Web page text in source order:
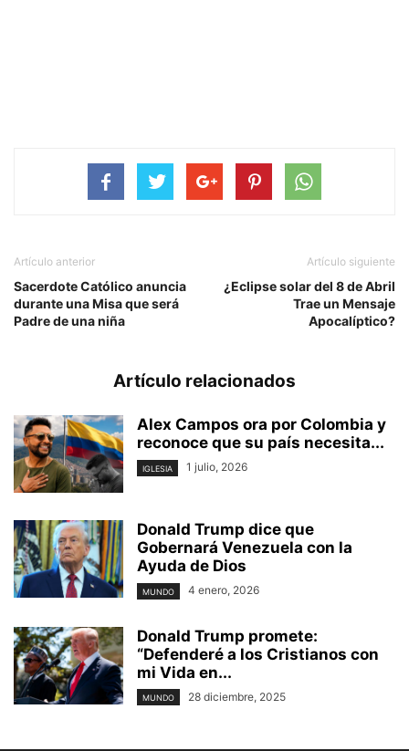
Artículo anterior
Sacerdote Católico anuncia
durante una Misa que será
Padre de una niña
Artículo siguiente
¿Eclipse solar del 8 de Abril
Trae un Mensaje
Apocalíptico?
Artículo relacionados
Alex Campos ora por Colombia y
reconoce que su país necesita...
IGLESIA 1 julio, 2026
Donald Trump dice que
Gobernará Venezuela con la
Ayuda de Dios
MUNDO 4 enero, 2026
Donald Trump promete:
“Defenderé a los Cristianos con
mi Vida en...
MUNDO 28 diciembre, 2025